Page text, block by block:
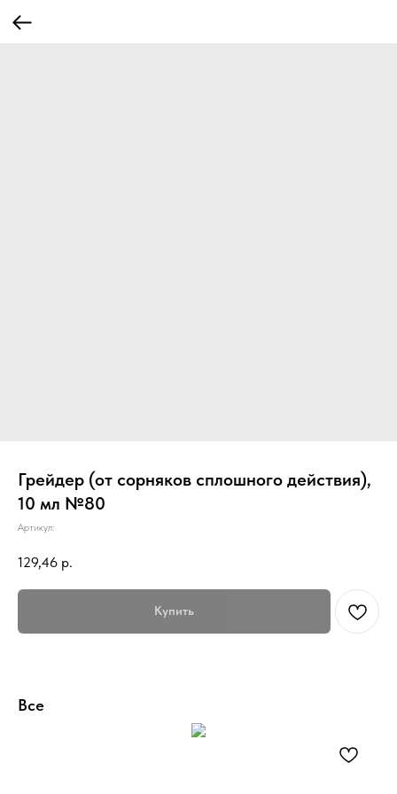
Грейдер (от сорняков сплошного действия),
10 мл №80
Артикул:
129,46 р.
Купить
Все